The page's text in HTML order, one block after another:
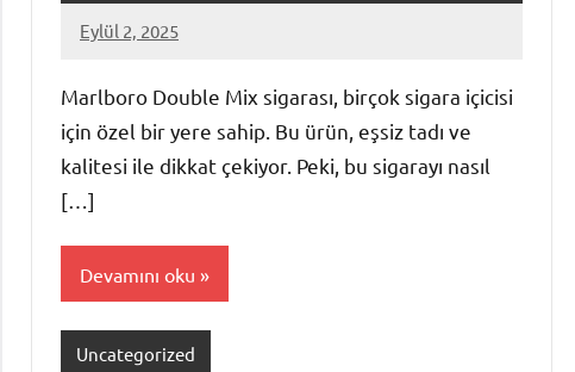
Eylül 2, 2025
admin
Marlboro Double Mix sigarası, birçok sigara içicisi
için özel bir yere sahip. Bu ürün, eşsiz tadı ve
kalitesi ile dikkat çekiyor. Peki, bu sigarayı nasıl
[…]
Devamını oku
Uncategorized